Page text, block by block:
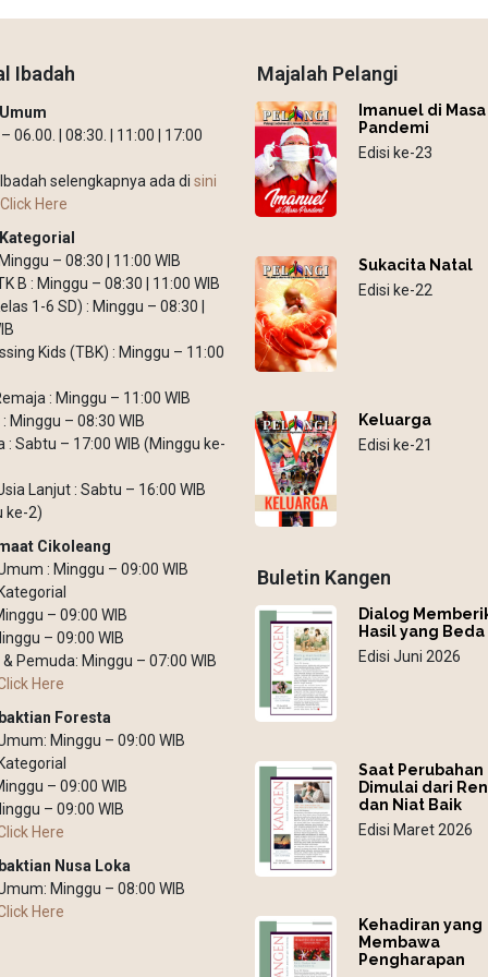
Ibadah
06.00. | 08:30. | 11:00 | 17:00
selengkapnya ada di sini
Click Here
– 08:30 | 11:00 WIB
B : Minggu – 08:30 | 11:00 WIB
1-6 SD) : Minggu – 08:30 |
Kids (TBK) : Minggu – 11:00
: Minggu – 11:00 WIB
Minggu – 08:30 WIB
: Sabtu – 17:00 WIB (Minggu ke-
Lanjut : Sabtu – 16:00 WIB
ke-2)
Cikoleang
: Minggu – 09:00 WIB
– 09:00 WIB
– 09:00 WIB
Pemuda: Minggu – 07:00 WIB
Here
Foresta
Minggu – 09:00 WIB
– 09:00 WIB
– 09:00 WIB
Here
Nusa Loka
Minggu – 08:00 WIB
Here
Majalah Pelangi
Imanuel di Masa
Pandemi
Edisi ke-23
Sukacita Natal
Edisi ke-22
Keluarga
Edisi ke-21
Buletin Kangen
Dialog
Hasil yang Beda
Edisi Juni 2026
Saat Perubahan
Dimulai dari
dan Niat Baik
Edisi Maret 2026
Kehadiran yang
Membawa
Pengharapan